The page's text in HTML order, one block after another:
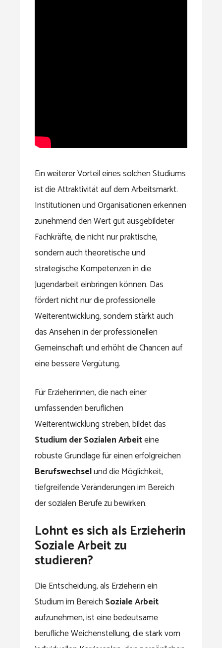
Ein weiterer Vorteil eines solchen Studiums
ist die Attraktivität auf dem Arbeitsmarkt.
Institutionen und Organisationen erkennen
zunehmend den Wert gut ausgebildeter
Fachkräfte, die nicht nur praktische,
sondern auch theoretische und
strategische Kompetenzen in die
Jugendarbeit einbringen können. Das
fördert nicht nur die professionelle
Weiterentwicklung, sondern stärkt auch
das Ansehen in der professionellen
Gemeinschaft und erhöht die Chancen auf
eine bessere Vergütung.
Für Erzieherinnen, die nach einer
umfassenden beruflichen
Weiterentwicklung streben, bildet das
Studium der Sozialen Arbeiteine
robuste Grundlage für einen erfolgreichen
Berufswechselund die Möglichkeit,
tiefgreifende Veränderungen im Bereich
der sozialen Berufe zu bewirken.
Lohnt es sich als Erzieherin
Soziale Arbeit zu
studieren?
Die Entscheidung, als Erzieherin ein
Studium im Bereich Soziale Arbeit
aufzunehmen, ist eine bedeutsame
berufliche Weichenstellung, die stark vom